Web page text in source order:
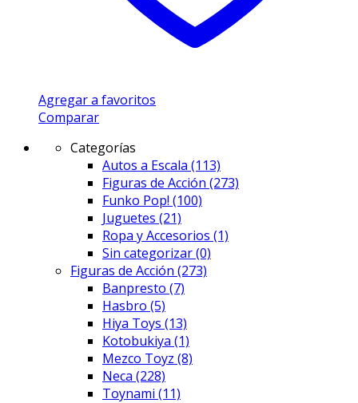
Agregar a favoritos
Comparar
Categorías
Autos a Escala (113)
Figuras de Acción (273)
Funko Pop! (100)
Juguetes (21)
Ropa y Accesorios (1)
Sin categorizar(0)
Figuras de Acción (273)
Banpresto (7)
Hasbro (5)
Hiya Toys (13)
Kotobukiya (1)
Mezco Toyz (8)
Neca (228)
Toynami (11)